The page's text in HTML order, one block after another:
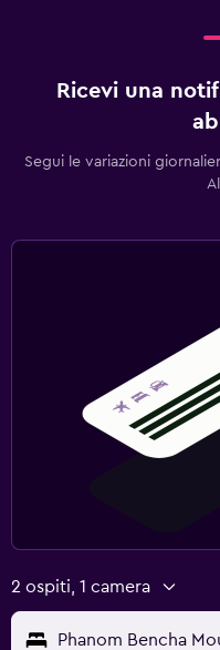
Ricevi una
Segui le variazioni
2 ospiti, 1 camera
Phanom Bencha